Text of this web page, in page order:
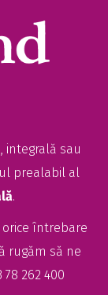
integrală sau
prealabil al
.
întrebare
rugăm să ne
78 262 400